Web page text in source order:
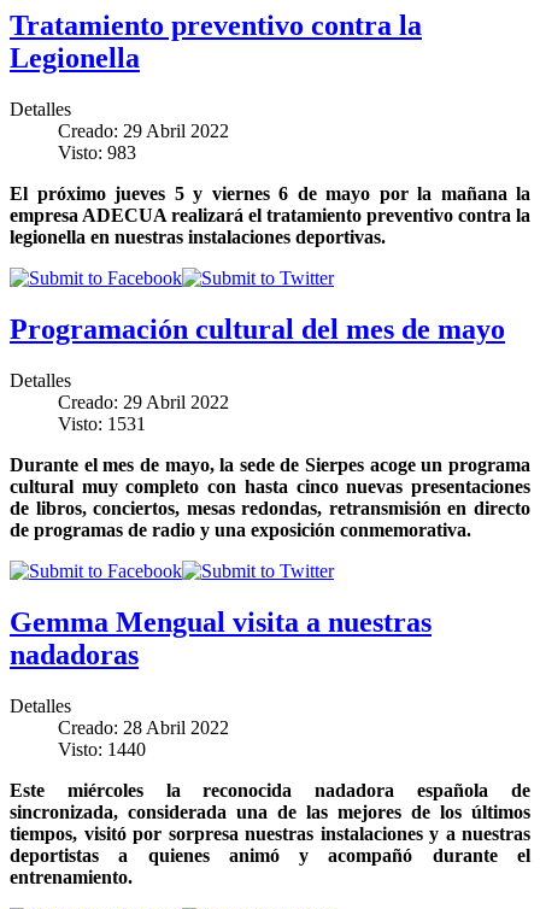
Tratamiento preventivo contra la
Legionella
Detalles
Creado: 29 Abril 2022
Visto: 983
El próximo jueves 5 y viernes 6 de mayo por la mañana la
empresa ADECUA realizará el tratamiento preventivo contra la
legionella en nuestras instalaciones deportivas.
Programación cultural del mes de mayo
Detalles
Creado: 29 Abril 2022
Visto: 1531
Durante el mes de mayo, la sede de Sierpes acoge un programa
cultural muy completo con hasta cinco nuevas presentaciones
de libros, conciertos, mesas redondas, retransmisión en directo
de programas de radio y una exposición conmemorativa.
Gemma Mengual visita a nuestras
nadadoras
Detalles
Creado: 28 Abril 2022
Visto: 1440
Este miércoles la reconocida nadadora española de
sincronizada, considerada una de las mejores de los últimos
tiempos, visitó por sorpresa nuestras instalaciones y a nuestras
deportistas a quienes animó y acompañó durante el
entrenamiento.